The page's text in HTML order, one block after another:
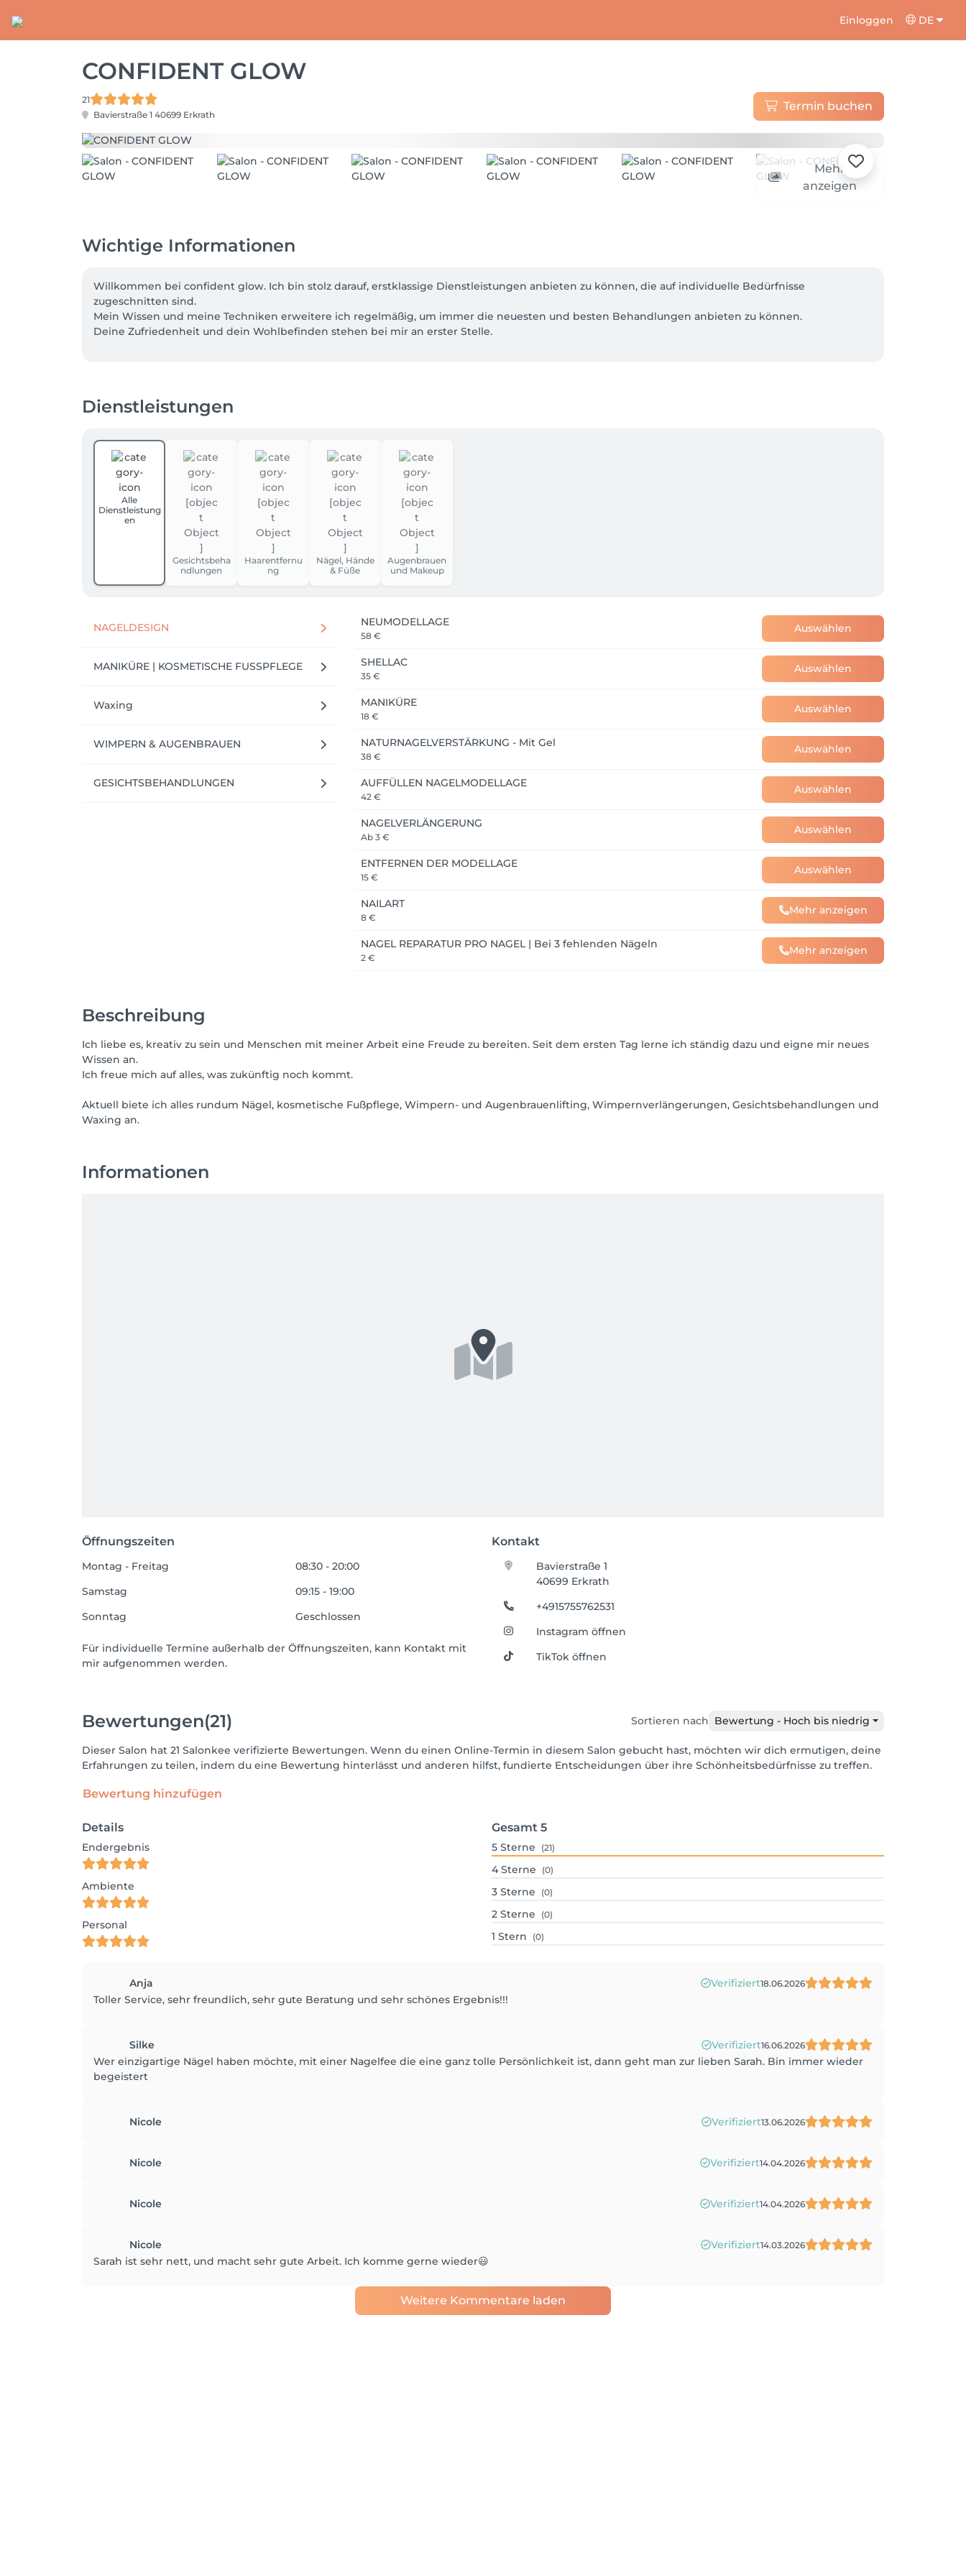
Einloggen DE
CONFIDENT GLOW
21
Bavierstraße 1 40699 Erkrath
Termin buchen
Mehr
anzeigen
Wichtige Informationen
Willkommen bei confident glow. Ich bin stolz darauf, erstklassige Dienstleistungen anbieten zu können, die auf individuelle Bedürfnisse
zugeschnitten sind.
Mein Wissen und meine Techniken erweitere ich regelmäßig, um immer die neuesten und besten Behandlungen anbieten zu können.
Deine Zufriedenheit und dein Wohlbefinden stehen bei mir an erster Stelle.
Dienstleistungen
Alle
Dienstleistung
en
Gesichtsbeha
ndlungen
Haarentfernu
ng
Nägel, Hände
& Füße
Augenbrauen
und Makeup
NAGELDESIGN
MANIKÜRE | KOSMETISCHE FUSSPFLEGE
Waxing
WIMPERN & AUGENBRAUEN
GESICHTSBEHANDLUNGEN
NEUMODELLAGE
58 €
Auswählen
SHELLAC
35 €
Auswählen
MANIKÜRE
18 €
Auswählen
NATURNAGELVERSTÄRKUNG - Mit Gel
38 €
Auswählen
AUFFÜLLEN NAGELMODELLAGE
42 €
Auswählen
NAGELVERLÄNGERUNG
Ab 3 €
Auswählen
ENTFERNEN DER MODELLAGE
15 €
Auswählen
NAILART
8 €
Mehr anzeigen
NAGEL REPARATUR PRO NAGEL | Bei 3 fehlenden Nägeln
2 €
Mehr anzeigen
Beschreibung
Ich liebe es, kreativ zu sein und Menschen mit meiner Arbeit eine Freude zu bereiten. Seit dem ersten Tag lerne ich ständig dazu und eigne mir neues
Wissen an.
Ich freue mich auf alles, was zukünftig noch kommt.
Aktuell biete ich alles rundum Nägel, kosmetische Fußpflege, Wimpern- und Augenbrauenlifting, Wimpernverlängerungen, Gesichtsbehandlungen und
Informationen
Öffnungszeiten Kontakt
Montag - Freitag
08:30 - 20:00
Samstag
09:15 - 19:00
Sonntag
Geschlossen
Für individuelle Termine außerhalb der Öffnungszeiten, kann Kontakt mit
mir aufgenommen werden.
Bavierstraße 1
40699 Erkrath
+4915755762531
Instagram öffnen
TikTok öffnen
Bewertungen(21) Sortieren nach Bewertung - Hoch bis niedrig
Dieser Salon hat 21 Salonkee verifizierte Bewertungen. Wenn du einen Online-Termin in diesem Salon gebucht hast, möchten wir dich ermutigen, deine
Erfahrungen zu teilen, indem du eine Bewertung hinterlässt und anderen hilfst, fundierte Entscheidungen über ihre Schönheitsbedürfnisse zu treffen.
Bewertung hinzufügen
Details
Endergebnis
Ambiente
Personal
Gesamt 5
5 Sterne (21)
4 Sterne (0)
3 Sterne (0)
2 Sterne (0)
1 Stern (0)
Anja Verifiziert18.06.2026
Toller Service, sehr freundlich, sehr gute Beratung und sehr schönes Ergebnis!!!
Silke Verifiziert16.06.2026
Wer einzigartige Nägel haben möchte, mit einer Nagelfee die eine ganz tolle Persönlichkeit ist, dann geht man zur lieben Sarah. Bin immer wieder
begeistert
Nicole Verifiziert13.06.2026
Nicole Verifiziert14.04.2026
Nicole Verifiziert14.04.2026
Nicole Verifiziert14.03.2026
Sarah ist sehr nett, und macht sehr gute Arbeit. Ich komme gerne wieder😃
Weitere Kommentare laden